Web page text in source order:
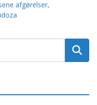
afgørelser,